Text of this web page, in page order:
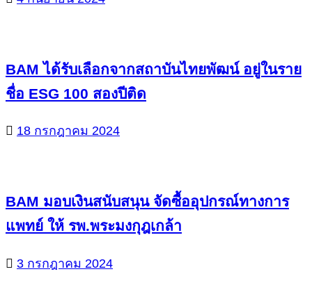
BAM ได้รับเลือกจากสถาบันไทยพัฒน์ อยู่ในราย
ชื่อ ESG 100 สองปีติด
18 กรกฎาคม 2024
BAM มอบเงินสนับสนุน จัดซื้ออุปกรณ์ทางการ
แพทย์ ให้ รพ.พระมงกุฎเกล้า
3 กรกฎาคม 2024